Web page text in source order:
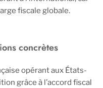
fiscale globale.
concrètes
opérant aux États-
grâce à l’accord fiscal